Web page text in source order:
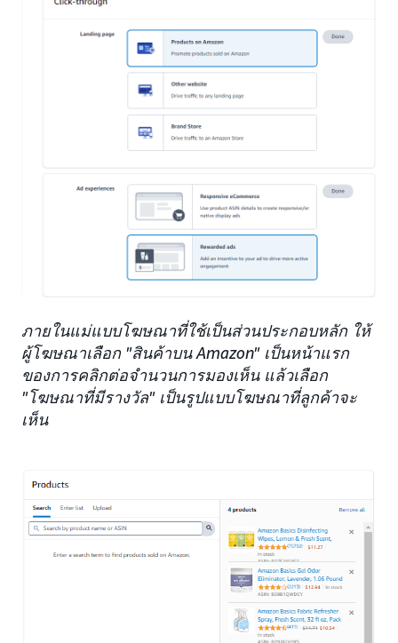
ภายในแม่แบบโฆษณาที่ใช้เป็นส่วนประกอบหลัก ให้
ผู้โฆษณาเลือก "สินค้าบน Amazon" เป็นหน้าแรก
ของการคลิกต่อจำนวนการมองเห็น แล้วเลือก
"โฆษณาที่มีรางวัล" เป็นรูปแบบโฆษณาที่ลูกค้าจะ
เห็น